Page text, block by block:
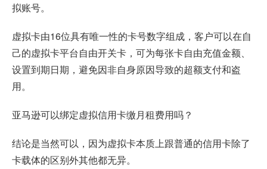
拟账号。
虚拟卡由16位具有唯一性的卡号数字组成，客户可以在自
己的虚拟卡平台自由开关卡，可为每张卡自由充值金额、
设置到期日期，避免因非自身原因导致的超额支付和盗
用。
亚马逊可以绑定虚拟信用卡缴月租费用吗？
结论是当然可以，因为虚拟卡本质上跟普通的信用卡除了
卡载体的区别外其他都无异。